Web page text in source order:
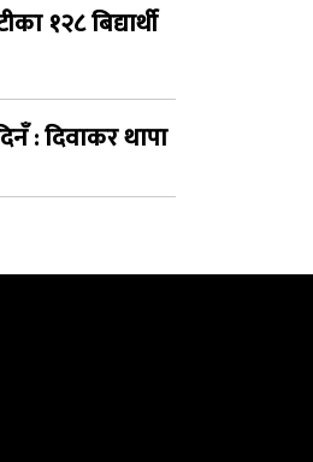
१२८ बिद्यार्थी
: दिवाकर थापा